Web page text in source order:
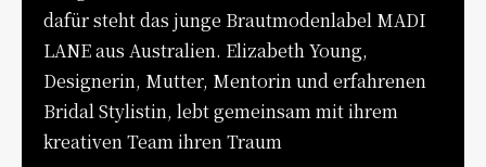
dafür steht das junge Brautmodenlabel MADI
LANE aus Australien. Elizabeth Young,
Designerin, Mutter, Mentorin und erfahrenen
Bridal Stylistin, lebt gemeinsam mit ihrem
kreativen Team ihren Traum